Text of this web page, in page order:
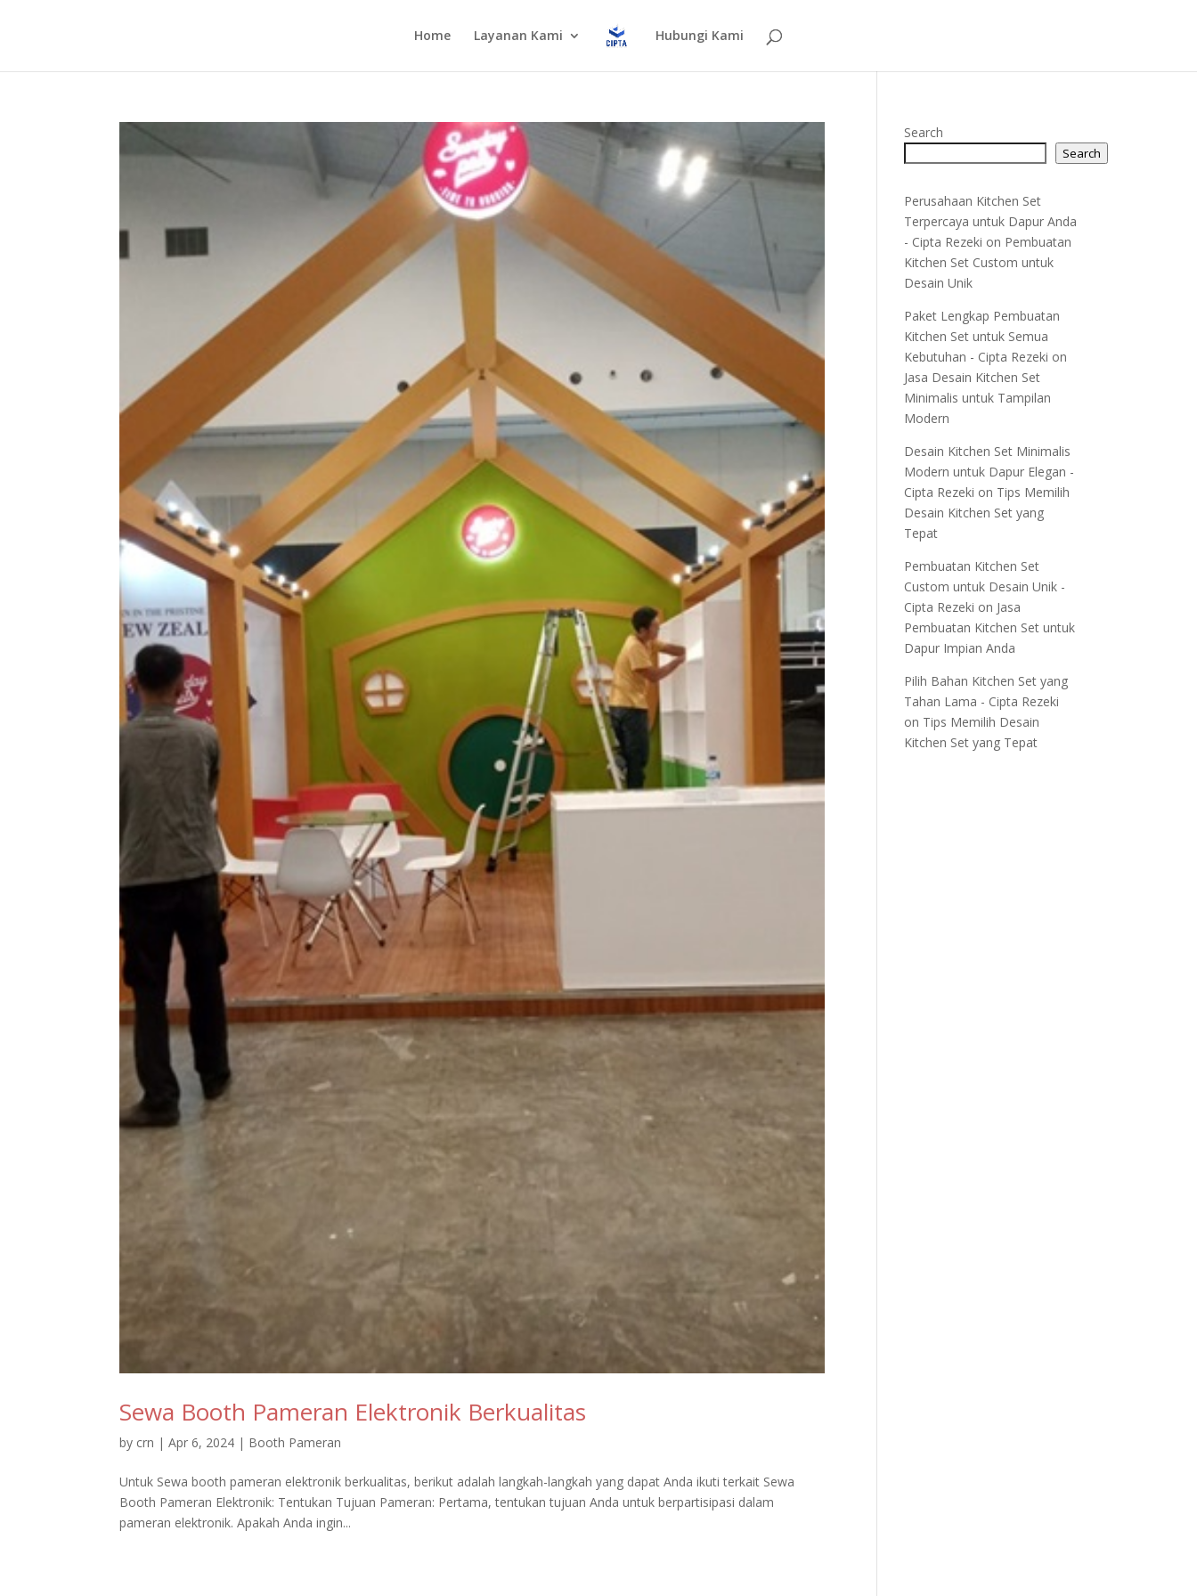
Home Layanan Kami Hubungi Kami
Sewa Booth Pameran Elektronik Berkualitas
by crn |Apr 6, 2024 | Booth Pameran
Untuk Sewa booth pameran elektronik berkualitas, berikut adalah langkah-langkah yang dapat Anda ikuti terkait Sewa
Booth Pameran Elektronik: Tentukan Tujuan Pameran: Pertama, tentukan tujuan Anda untuk berpartisipasi dalam
pameran elektronik. Apakah Anda ingin...
Search
Search
Perusahaan Kitchen Set
Terpercaya untuk Dapur Anda
- Cipta Rezeki on Pembuatan
Kitchen Set Custom untuk
Desain Unik
Paket Lengkap Pembuatan
Kitchen Set untuk Semua
Kebutuhan - Cipta Rezeki on
Jasa Desain Kitchen Set
Minimalis untuk Tampilan
Modern
Desain Kitchen Set Minimalis
Modern untuk Dapur Elegan -
Cipta Rezeki on Tips Memilih
Desain Kitchen Set yang
Tepat
Pembuatan Kitchen Set
Custom untuk Desain Unik -
Cipta Rezeki on Jasa
Pembuatan Kitchen Set untuk
Dapur Impian Anda
Pilih Bahan Kitchen Set yang
Tahan Lama - Cipta Rezeki
on Tips Memilih Desain
Kitchen Set yang Tepat